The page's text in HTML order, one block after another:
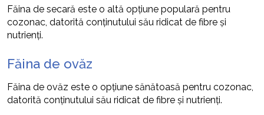
Făina de secară este o altă opțiune populară pentru
cozonac, datorită conținutului său ridicat de fibre și
nutrienți.
Făina de ovăz
Făina de ovăz este o opțiune sănătoasă pentru cozonac,
datorită conținutului său ridicat de fibre și nutrienți.